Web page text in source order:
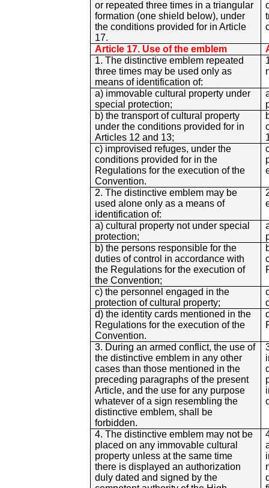
or repeated three times in a triangular
formation (one shield below), under
the conditions provided for in Article
17.
Article 17. Use of the emblem
1. The distinctive emblem repeated
three times may be used only as
means of identification of:
a) immovable cultural property under
special protection;
b) the transport of cultural property
under the conditions provided for in
Articles 12 and 13;
c) improvised refuges, under the
conditions provided for in the
Regulations for the execution of the
Convention.
2. The distinctive emblem may be
used alone only as a means of
identification of:
a) cultural property not under special
protection;
b) the persons responsible for the
duties of control in accordance with
the Regulations for the execution of
the Convention;
c) the personnel engaged in the
protection of cultural property;
d) the identity cards mentioned in the
Regulations for the execution of the
Convention.
3. During an armed conflict, the use of
the distinctive emblem in any other
cases than those mentioned in the
preceding paragraphs of the present
Article, and the use for any purpose
whatever of a sign resembling the
distinctive emblem, shall be
forbidden.
4. The distinctive emblem may not be
placed on any immovable cultural
property unless at the same time
there is displayed an authorization
duly dated and signed by the